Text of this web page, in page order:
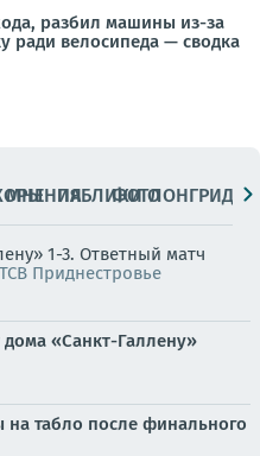
разбил машины из-за
ради велосипеда — сводка
МНЕНИЯПАБЛИКИ
ФОТОЛОНГРИДЫ
1-3. Ответный матч
ТСВ Приднестровье
«Санкт-Галлену»
табло после финального